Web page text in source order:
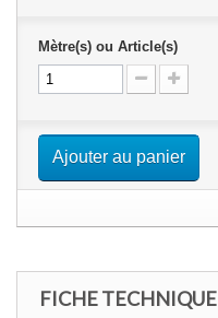
Mètre(s) ou Article(s)
Ajouter au panier
FICHE TECHNIQUE